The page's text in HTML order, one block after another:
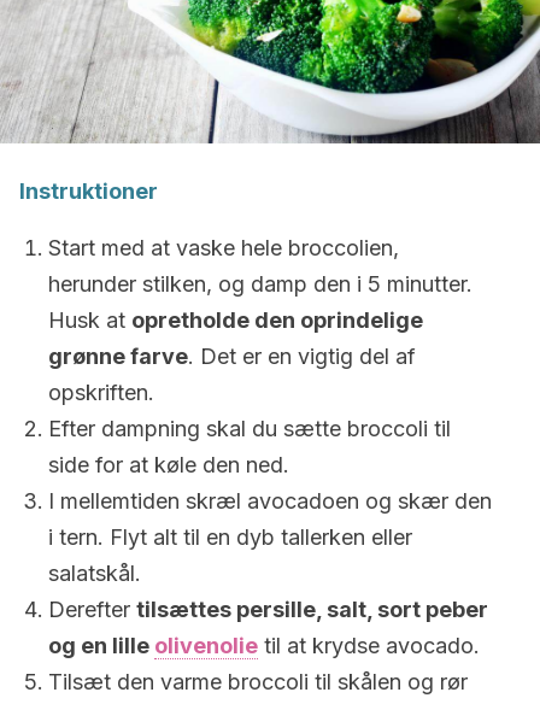
Instruktioner
Start med at vaske hele broccolien,
herunder stilken, og damp den i 5 minutter.
Husk at opretholde den oprindelige
grønne farve. Det er en vigtig del af
opskriften.
Efter dampning skal du sætte broccoli til
side for at køle den ned.
I mellemtiden skræl avocadoen og skær den
i tern. Flyt alt til en dyb tallerken eller
salatskål.
Derefter tilsættes persille, salt, sort peber
og en lille olivenolie til at krydse avocado.
Tilsæt den varme broccoli til skålen og rør